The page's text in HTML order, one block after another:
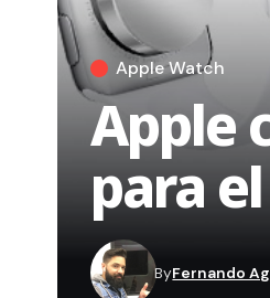
Apple Watch
Apple
para
ByFernando